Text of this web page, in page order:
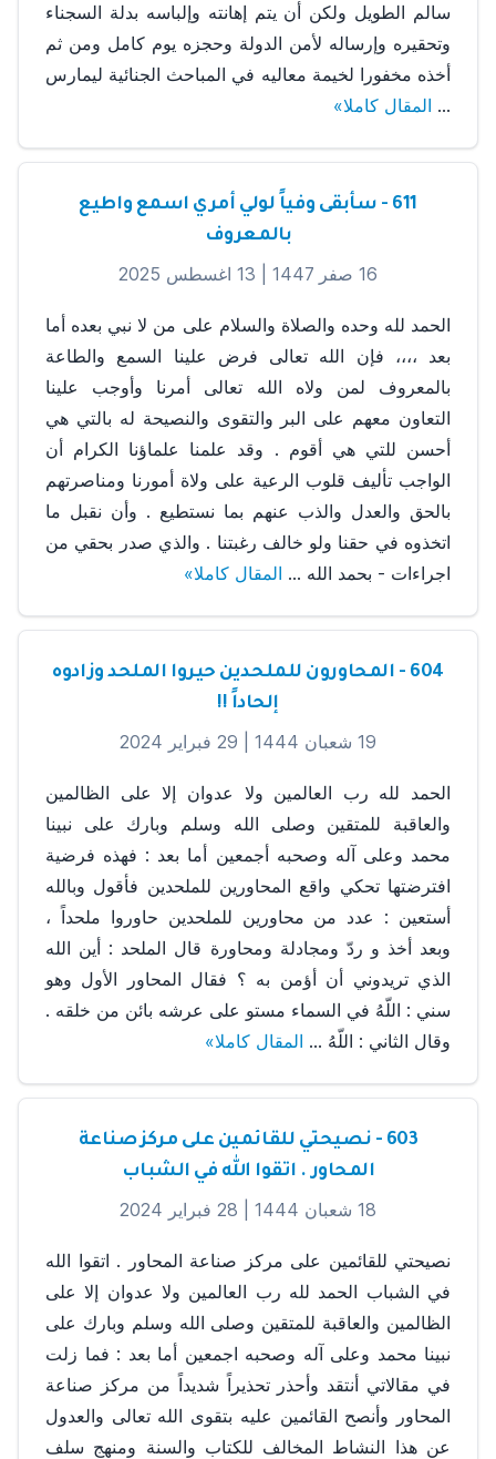
سالم الطويل ولكن أن يتم إهانته وإلباسه بدلة السجناء
وتحقيره وإرساله لأمن الدولة وحجزه يوم كامل ومن ثم
أخذه مخفورا لخيمة معاليه في المباحث الجنائية ليمارس
... المقال كاملا»
611 - سأبقى وفياً لولي أمري اسمع واطيع
بالمعروف
16 صفر 1447 | 13 اغسطس 2025
الحمد لله وحده والصلاة والسلام على من لا نبي بعده أما
بعد ،،،، فإن الله تعالى فرض علينا السمع والطاعة
بالمعروف لمن ولاه الله تعالى أمرنا وأوجب علينا
التعاون معهم على البر والتقوى والنصيحة له بالتي هي
أحسن للتي هي أقوم . وقد علمنا علماؤنا الكرام أن
الواجب تأليف قلوب الرعية على ولاة أمورنا ومناصرتهم
بالحق والعدل والذب عنهم بما نستطيع . وأن نقبل ما
اتخذوه في حقنا ولو خالف رغبتنا . والذي صدر بحقي من
اجراءات - بحمد الله ... المقال كاملا»
604 - المحاورون للملحدين حيروا الملحد وزادوه
إلحاداً !!
19 شعبان 1444 | 29 فبراير 2024
الحمد لله رب العالمين ولا عدوان إلا على الظالمين
والعاقبة للمتقين وصلى الله وسلم وبارك على نبينا
محمد وعلى آله وصحبه أجمعين أما بعد : فهذه فرضية
افترضتها تحكي واقع المحاورين للملحدين فأقول وبالله
أستعين : عدد من محاورين للملحدين حاوروا ملحداً ،
وبعد أخذ و ردّ ومجادلة ومحاورة قال الملحد : أين الله
الذي تريدوني أن أؤمن به ؟ فقال المحاور الأول وهو
سني : اللّهُ في السماء مستو على عرشه بائن من خلقه .
وقال الثاني : اللّهُ ... المقال كاملا»
603 - نصيحتي للقائمين على مركز صناعة
المحاور . اتقوا الله في الشباب
18 شعبان 1444 | 28 فبراير 2024
نصيحتي للقائمين على مركز صناعة المحاور . اتقوا الله
في الشباب الحمد لله رب العالمين ولا عدوان إلا على
الظالمين والعاقبة للمتقين وصلى الله وسلم وبارك على
نبينا محمد وعلى آله وصحبه اجمعين أما بعد : فما زلت
في مقالاتي أنتقد وأحذر تحذيراً شديداً من مركز صناعة
المحاور وأنصح القائمين عليه بتقوى الله تعالى والعدول
عن هذا النشاط المخالف للكتاب والسنة ومنهج سلف